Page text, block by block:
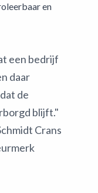
en
een bedrijf
daar
de
blijft."
Crans